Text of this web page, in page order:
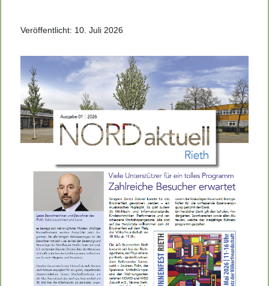
Veröffentlicht: 10. Juli 2026